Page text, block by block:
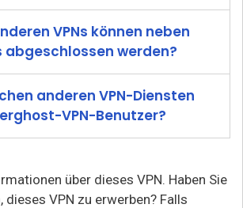
VPNs können neben
abgeschlossen werden?
anderen VPN-Diensten
VPN-Benutzer?
über dieses VPN. Haben Sie
VPN zu erwerben? Falls